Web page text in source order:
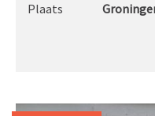
Plaats